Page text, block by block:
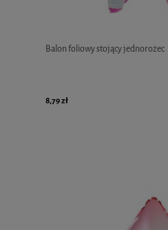
Balon foliowy stojący jednorożec
8,79 zł